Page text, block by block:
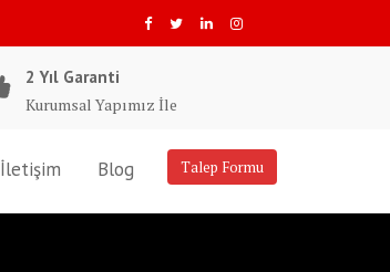
2 Yıl Garanti
Kurumsal Yapımız İle
Talep Formu
İletişim Blog